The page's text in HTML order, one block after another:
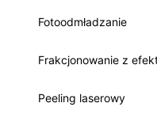
Fotoodmładzanie
Frakcjonowanie z
Peeling laserowy